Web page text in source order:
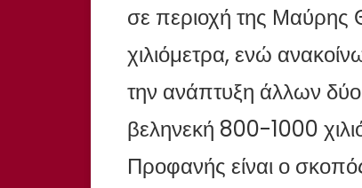
σε περιοχή της
χιλιόμετρα, ενώ
την ανάπτυξη άλλων
βεληνεκή 800-1000
Προφανής είναι ο